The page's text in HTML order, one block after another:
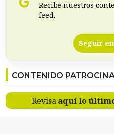
Recibe nuestros
feed.
Seguir
CONTENIDO
Revisa aquí lo